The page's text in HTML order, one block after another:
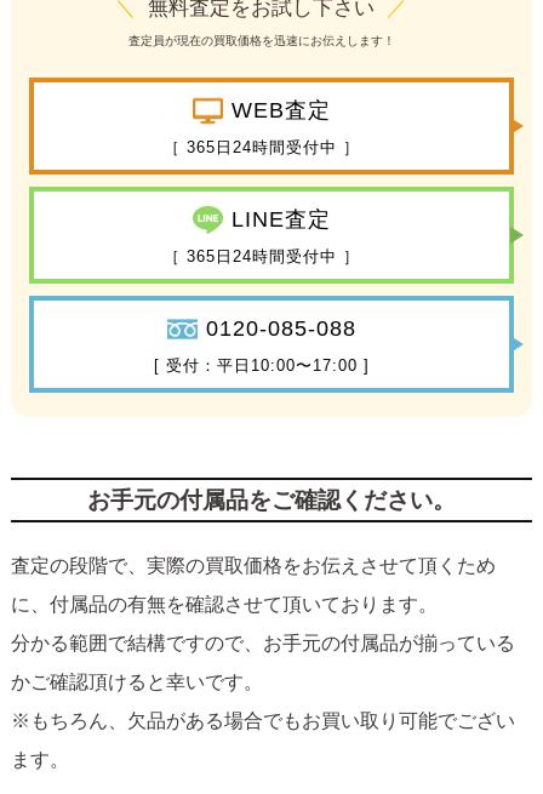
＼ 無料査定をお試し下さい ／
査定員が現在の買取価格を迅速にお伝えします！
WEB査定
［ 365日24時間受付中 ］
LINE査定
［ 365日24時間受付中 ］
0120-085-088
[ 受付：平日10:00〜17:00 ]
お手元の付属品をご確認ください。
査定の段階で、実際の買取価格をお伝えさせて頂くため
に、付属品の有無を確認させて頂いております。
分かる範囲で結構ですので、お手元の付属品が揃っている
かご確認頂けると幸いです。
※もちろん、欠品がある場合でもお買い取り可能でござい
ます。